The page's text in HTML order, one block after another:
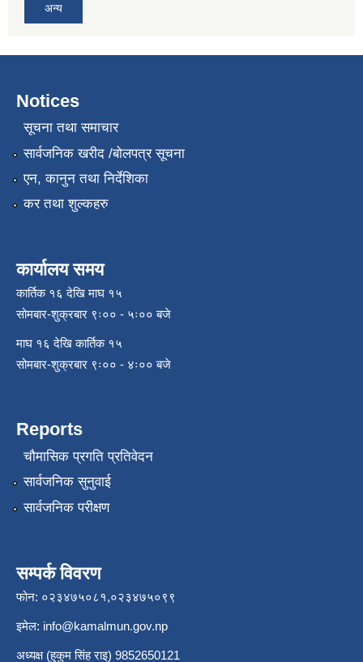
अन्य
Notices
सूचना तथा समाचार
सार्वजनिक खरीद /बोलपत्र सूचना
एन, कानुन तथा निर्देशिका
कर तथा शुल्कहरु
कार्यालय समय
कार्तिक १६ देखि माघ १५
सोमबार-शुक्रबार ९ः०० - ५ः०० बजे
माघ १६ देखि कार्तिक १५
सोमबार-शुक्रबार ९ः०० - ४ः०० बजे
Reports
चौमासिक प्रगति प्रतिवेदन
सार्वजनिक सुनुवाई
सार्वजनिक परीक्षण
सम्पर्क विवरण
फोन: ०२३४७५०८१,०२३४७५०९९
इमेल: info@kamalmun.gov.np
अध्यक्ष (हुकुम सिंह राइ) 9852650121